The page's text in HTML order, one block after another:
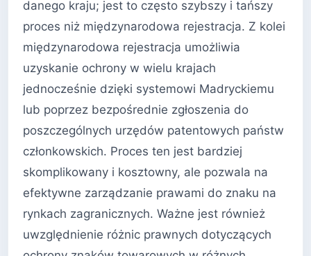
danego kraju; jest to często szybszy i tańszy
proces niż międzynarodowa rejestracja. Z kolei
międzynarodowa rejestracja umożliwia
uzyskanie ochrony w wielu krajach
jednocześnie dzięki systemowi Madryckiemu
lub poprzez bezpośrednie zgłoszenia do
poszczególnych urzędów patentowych państw
członkowskich. Proces ten jest bardziej
skomplikowany i kosztowny, ale pozwala na
efektywne zarządzanie prawami do znaku na
rynkach zagranicznych. Ważne jest również
uwzględnienie różnic prawnych dotyczących